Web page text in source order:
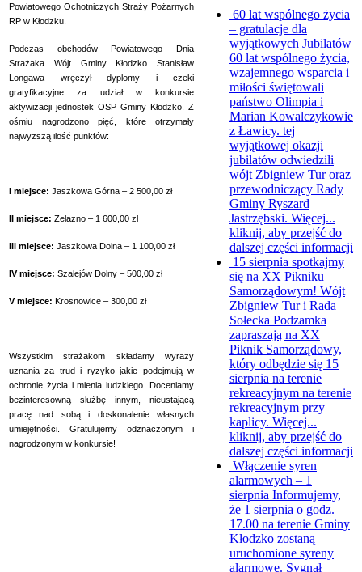
Powiatowego Ochotniczych Straży Pożarnych
RP w Kłodzku.
Podczas obchodów Powiatowego Dnia
Strażaka Wójt Gminy Kłodzko Stanisław
Longawa wręczył dyplomy i czeki
gratyfikacyjne za udział w konkursie
aktywizacji jednostek OSP Gminy Kłodzko. Z
ośmiu nagrodzono pięć, które otrzymały
najwyższą ilość punktów:
I miejsce: Jaszkowa Górna – 2 500,00 zł
II miejsce: Żelazno – 1 600,00 zł
III miejsce: Jaszkowa Dolna – 1 100,00 zł
IV miejsce: Szalejów Dolny – 500,00 zł
V miejsce: Krosnowice – 300,00 zł
Wszystkim strażakom składamy wyrazy
uznania za trud i ryzyko jakie podejmują w
ochronie życia i mienia ludzkiego.
Doceniamy
bezinteresowną służbę innym, nieustającą
pracę nad sobą i doskonalenie własnych
umiejętności. Gratulujemy odznaczonym i
nagrodzonym w konkursie!
60 lat wspólnego życia
– gratulacje dla
wyjątkowych Jubilatów
60 lat wspólnego życia,
wzajemnego wsparcia i
miłości świętowali
państwo Olimpia i
Marian Kowalczykowie
z Ławicy. tej
wyjątkowej okazji
jubilatów odwiedzili
wójt Zbigniew Tur oraz
przewodniczący Rady
Gminy Ryszard
Jastrzębski. Więcej...
kliknij, aby przejść do
dalszej części informacji
15 sierpnia spotkajmy
się na XX Pikniku
Samorządowym! Wójt
Zbigniew Tur i Rada
Sołecka Podzamka
zapraszają na XX
Piknik Samorządowy,
który odbędzie się 15
sierpnia na terenie
rekreacyjnym na terenie
rekreacyjnym przy
kaplicy. Więcej...
kliknij, aby przejść do
dalszej części informacji
Włączenie syren
alarmowych – 1
sierpnia Informujemy,
że 1 sierpnia o godz.
17.00 na terenie Gminy
Kłodzko zostaną
uruchomione syreny
alarmowe. Sygnał